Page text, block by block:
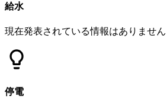
給水
現在発表されている情報はありません
停電